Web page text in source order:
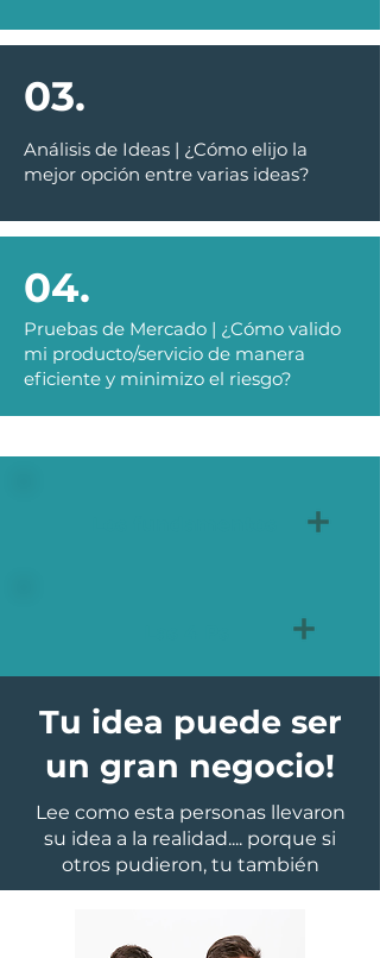
03.
Análisis de Ideas | ¿Cómo elijo la
mejor opción entre varias ideas?
03.
04.
Pruebas de Mercado | ¿Cómo valido
mi producto/servicio de manera
eficiente y minimizo el riesgo?
04.
Tu idea puede ser
un gran negocio!
Lee como esta personas llevaron
su idea a la realidad.... porque si
otros pudieron, tu también